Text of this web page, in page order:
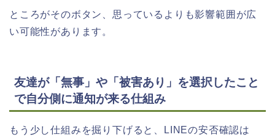
ところがそのボタン、思っているよりも影響範囲が広
い可能性があります。
友達が「無事」や「被害あり」を選択したこと
で自分側に通知が来る仕組み
もう少し仕組みを掘り下げると、LINEの安否確認は